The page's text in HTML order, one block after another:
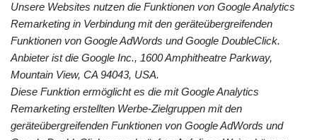
Unsere Websites nutzen die Funktionen von Google Analytics
Remarketing in Verbindung mit den geräteübergreifenden
Funktionen von Google AdWords und Google DoubleClick.
Anbieter ist die Google Inc., 1600 Amphitheatre Parkway,
Mountain View, CA 94043, USA.
Diese Funktion ermöglicht es die mit Google Analytics
Remarketing erstellten Werbe-Zielgruppen mit den
geräteübergreifenden Funktionen von Google AdWords und